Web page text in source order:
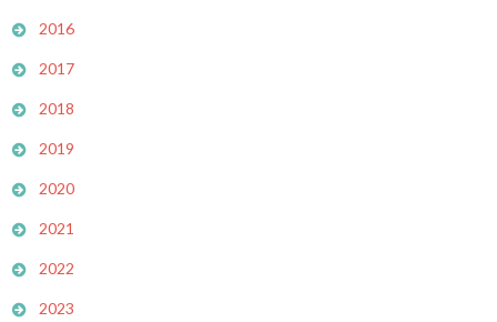
2016
2017
2018
2019
2020
2021
2022
2023